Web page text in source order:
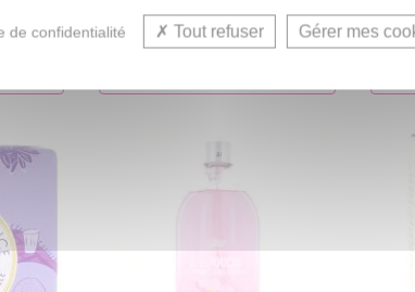
4,95€
de confidentialité Tout refuser Gérer mes